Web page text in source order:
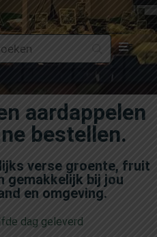
aardappelen
bestellen.
verse groente, fruit
gemakkelijk bij jou
en omgeving.
dag geleverd